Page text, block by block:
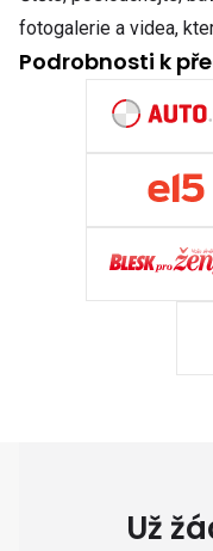
fotogalerie a videa,
Podrobnosti k
Už